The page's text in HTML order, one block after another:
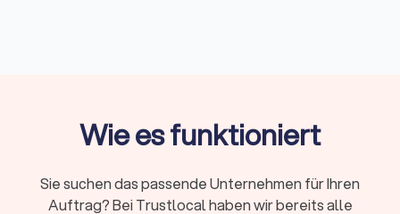
Versicherungen, für Rente & Altersvorsorge, für
die Unternehmensberatung auf einen Blick aussuchen und die
besten Finanzberater in Neustadt in Holstein und Umgebung
Wie es funktioniert
Sie suchen das passende Unternehmen für Ihren
Auftrag? Bei Trustlocal haben wir bereits alle